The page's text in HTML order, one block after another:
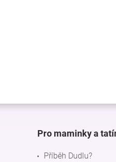
Pro maminky a
Příběh Dudlu?